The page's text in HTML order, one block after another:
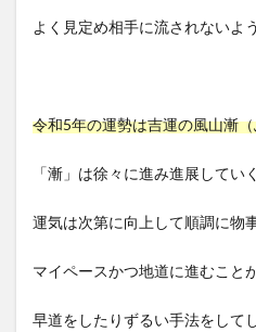
よく見定め相手に流されないよ
令和5年の運勢は吉運の風山漸
「漸」は徐々に進み進展してい
運気は次第に向上して順調に物
マイペースかつ地道に進むこと
早道をしたりずるい手法をして